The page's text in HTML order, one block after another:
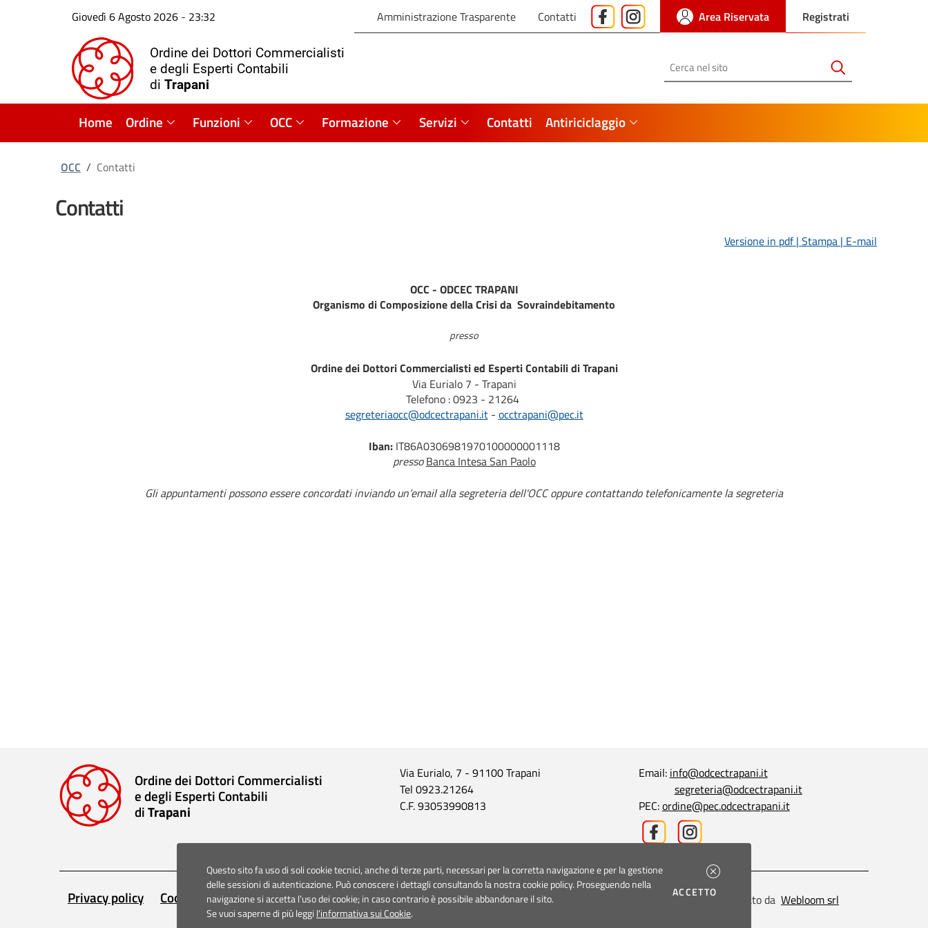
Questo sito fa uso di soli cookie tecnici, anche di terze parti, necessari per la corretta navigazione e per la gestione
delle sessioni di autenticazione. Può conoscere i dettagli consultando la nostra cookie policy. Proseguendo nella
navigazione si accetta l’uso dei cookie; in caso contrario è possibile abbandonare il sito.
Se vuoi saperne di più leggi l'informativa sui Cookie.
ACCETTO
Giovedì 6 Agosto 2026 - 23:32 Amministrazione Trasparente Contatti Area Riservata Registrati
Ordine dei Dottori Commercialisti
e degli Esperti Contabili
diTrapani
Cerca
Home Ordine Funzioni OCC Formazione Servizi Contatti Antiriciclaggio
OCC / Contatti
Contatti
Versione in pdf| Stampa | E-mail
OCC - ODCEC TRAPANI
Organismo di Composizione della Crisi da Sovraindebitamento
presso
Ordine dei Dottori Commercialisti ed Esperti Contabili di Trapani
Via Eurialo 7 - Trapani
Telefono : 0923 - 21264
segreteriaocc@odcectrapani.it- occtrapani@pec.it
Iban:IT86A0306981970100000001118
presso Banca Intesa San Paolo
Gli appuntamenti possono essere concordati inviando un’email alla segreteria dell'OCC oppure contattando telefonicamente la segreteria
Ordine dei Dottori Commercialisti
e degli Esperti Contabili
diTrapani
Via Eurialo, 7 - 91100 Trapani
Tel 0923.21264
C.F. 93053990813
Email: info@odcectrapani.it
segreteria@odcectrapani.it
PEC:ordine@pec.odcectrapani.it
Privacy policy Cookie policy Accessibilità Sito web realizzato da Webloom srl